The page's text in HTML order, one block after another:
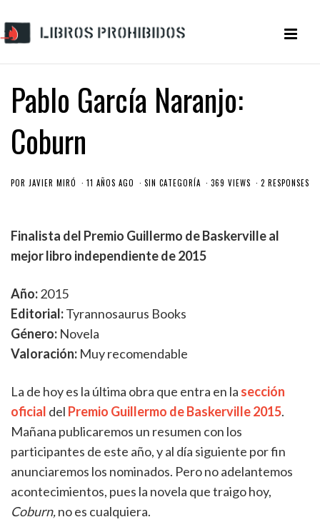
Pablo García Naranjo:
Coburn
POR JAVIER MIRÓ 11 AÑOS AGO SIN CATEGORÍA 369 VIEWS 2 RESPONSES
Finalista del Premio Guillermo de Baskerville al
mejor libro independiente de 2015
Año:2015
Editorial:Tyrannosaurus Books
Género: Novela
Valoración: Muy recomendable
La de hoy es la última obra que entra en la sección
oficial del Premio Guillermo de Baskerville 2015.
Mañana publicaremos un resumen con los
participantes de este año, y al día siguiente por fin
anunciaremos los nominados. Pero no adelantemos
acontecimientos, pues la novela que traigo hoy,
Coburn,no es cualquiera.